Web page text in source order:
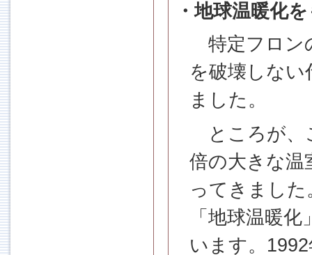
・地球温暖化
特定フロン
を破壊しな
ました。
ところが、
倍の大きな温
ってきまし
「地球温暖
います。